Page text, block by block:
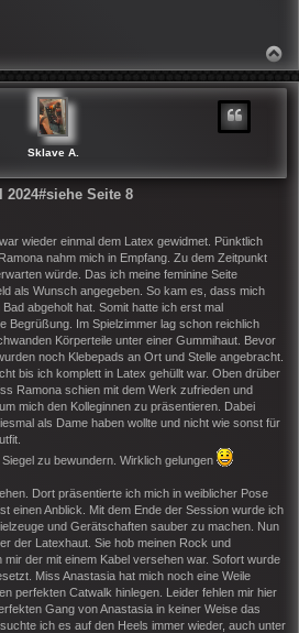
Sklave A.
2024#siehe Seite 8
wieder einmal dem Latex gewidmet. Pünktlich
nahm mich in Empfang. Zu dem Zeitpunkt
würde. Das ich meine feminine Seite
als Wunsch angegeben. So kam es, dass mich
abgeholt hat. Somit hatte ich erst mal
Begrüßung. Im Spielzimmer lag schon reichlich
Körperteile unter einer Gummihaut. Bevor
noch Klebepads an Ort und Stelle angebracht.
bis ich komplett in Latex gehüllt war. Oben drüber
Ramona schien mit dem Werk zufrieden und
mich den Kolleginnen zu präsentieren. Dabei
als Dame haben wollte und nicht wie sonst für
zu bewundern. Wirklich gelungen
Dort präsentierte ich mich in weiblicher Pose
einen Anblick. Mit dem Ende der Session wurde ich
und Gerätschaften sauber zu machen. Nun
der Latexhaut. Sie hob meinen Rock und
der mit einem Kabel versehen war. Sofort wurde
Miss Anastasia hat mich noch eine Weile
perfekten Catwalk hinlegen. Leider fehlen mir hier
Gang von Anastasia in keiner Weise das
ich es auf den Heels immer wieder, auch unter